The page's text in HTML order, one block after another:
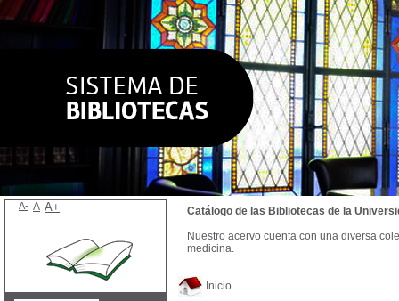
Inicio
Catálogo de las Bibliotecas de la
Nuestro acervo cuenta con una diversa
medicina.
A- A A+